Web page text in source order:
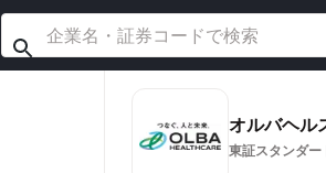
東証スタンダー